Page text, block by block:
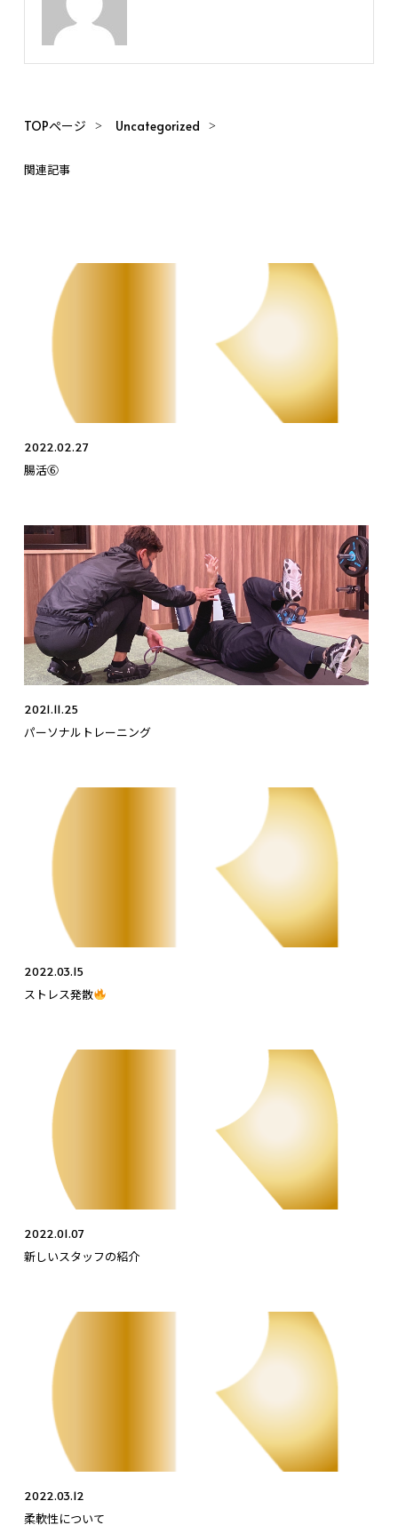
TOPページ Uncategorized
関連記事
2022.02.27
腸活⑥
2021.11.25
パーソナルトレーニング
2022.03.15
ストレス発散
2022.01.07
新しいスタッフの紹介
2022.03.12
柔軟性について